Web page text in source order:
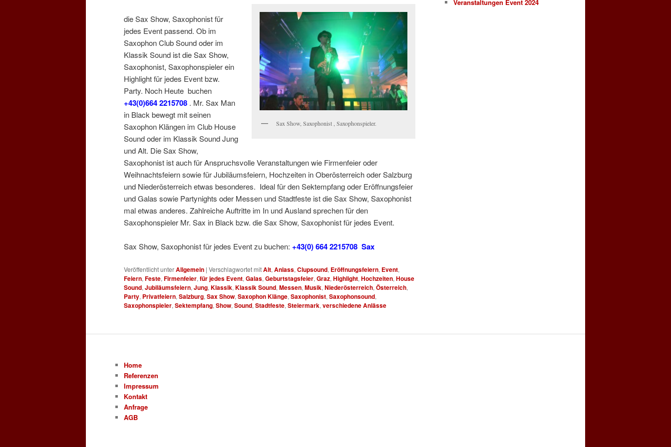
Sax Show, Saxophonist , Saxophonspieler.
die Sax Show, Saxophonist für
jedes Event passend. Ob im
Saxophon Club Sound oder im
Klassik Sound ist die Sax Show,
Saxophonist, Saxophonspieler ein
Highlight für jedes Event bzw.
Party. Noch Heute buchen
+43(0)664 2215708 . Mr. Sax Man
in Black bewegt mit seinen
Saxophon Klängen im Club House
Sound oder im Klassik Sound Jung
und Alt. Die Sax Show,
Saxophonist ist auch für Anspruchsvolle Veranstaltungen wie Firmenfeier oder
Weihnachtsfeiern sowie für Jubiläumsfeiern, Hochzeiten in Oberösterreich oder Salzburg
und Niederösterreich etwas besonderes. Ideal für den Sektempfang oder Eröffnungsfeier
und Galas sowie Partynights oder Messen und Stadtfeste ist die Sax Show, Saxophonist
mal etwas anderes. Zahlreiche Auftritte im In und Ausland sprechen für den
Saxophonspieler Mr. Sax in Black bzw. die Sax Show, Saxophonist für jedes Event.
Sax Show, Saxophonist für jedes Event zu buchen: +43(0) 664 2215708 Sax
Veröffentlicht unterAllgemein | Verschlagwortet mitAlt, Anlass, Clupsound, Eröffnungsfeiern, Event,
Feiern, Feste, Firmenfeier, für jedes Event, Galas, Geburtstagsfeier, Graz, Highlight, Hochzeiten, House
Sound, Jubiläumsfeiern, Jung, Klassik, Klassik Sound, Messen, Musik, Niederösterreich, Österreich,
Party, Privatfeiern, Salzburg, Sax Show, Saxophon Klänge, Saxophonist, Saxophonsound,
Saxophonspieler, Sektempfang, Show, Sound, Stadtfeste, Steiermark, verschiedene Anlässe
Veranstaltungen Event 2024
Home
Referenzen
Impressum
Kontakt
Anfrage
AGB